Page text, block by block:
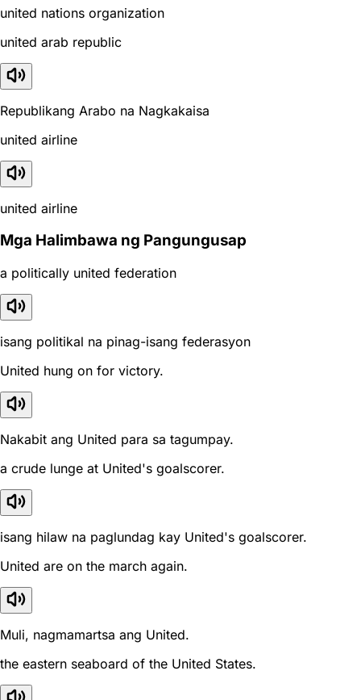
united nations organization
united arab republic
Republikang Arabo na Nagkakaisa
united airline
united airline
Mga Halimbawa ng Pangungusap
a politically united federation
isang politikal na pinag-isang federasyon
United hung on for victory.
Nakabit ang United para sa tagumpay.
a crude lunge at United's goalscorer.
isang hilaw na paglundag kay United's goalscorer.
United are on the march again.
Muli, nagmamartsa ang United.
the eastern seaboard of the United States.